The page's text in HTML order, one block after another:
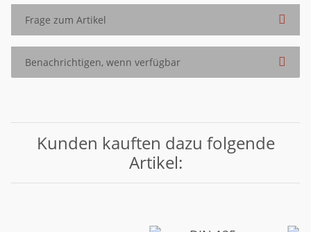
Frage zum Artikel
Benachrichtigen, wenn verfügbar
Kunden kauften dazu folgende
Artikel: